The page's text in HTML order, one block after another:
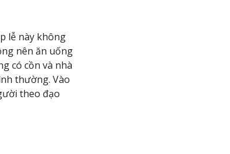
lễ này không
nên ăn uống
có cồn và nhà
thường. Vào
theo đạo